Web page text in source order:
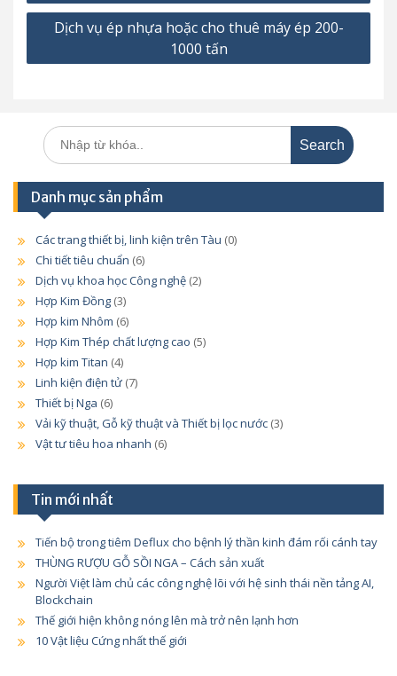
viết
Dịch vụ ép nhựa hoặc cho thuê máy ép 200-
1000 tấn
Search
for:
Danh mục sản phẩm
Các trang thiết bị, linh kiện trên Tàu (0)
Chi tiết tiêu chuẩn (6)
Dịch vụ khoa học Công nghệ (2)
Hợp Kim Đồng (3)
Hợp kim Nhôm (6)
Hợp Kim Thép chất lượng cao (5)
Hợp kim Titan (4)
Linh kiện điện tử (7)
Thiết bị Nga (6)
Vải kỹ thuật, Gỗ kỹ thuật và Thiết bị lọc nước (3)
Vật tư tiêu hoa nhanh (6)
Tin mới nhất
Tiến bộ trong tiêm Deflux cho bệnh lý thần kinh đám rối cánh tay
THÙNG RƯỢU GỖ SỒI NGA – Cách sản xuất
Người Việt làm chủ các công nghệ lõi với hệ sinh thái nền tảng AI,
Blockchain
Thế giới hiện không nóng lên mà trở nên lạnh hơn
10 Vật liệu Cứng nhất thế giới